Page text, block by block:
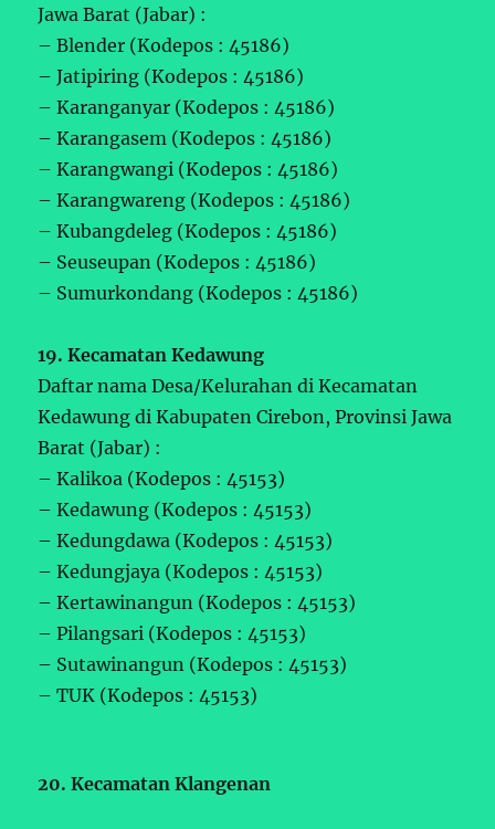
Jawa Barat (Jabar) :
– Blender (Kodepos : 45186)
– Jatipiring (Kodepos : 45186)
– Karanganyar (Kodepos : 45186)
– Karangasem (Kodepos : 45186)
– Karangwangi (Kodepos : 45186)
– Karangwareng (Kodepos : 45186)
– Kubangdeleg (Kodepos : 45186)
– Seuseupan (Kodepos : 45186)
– Sumurkondang (Kodepos : 45186)
19. Kecamatan Kedawung
Daftar nama Desa/Kelurahan di Kecamatan
Kedawung di Kabupaten Cirebon, Provinsi Jawa
Barat (Jabar) :
– Kalikoa (Kodepos : 45153)
– Kedawung (Kodepos : 45153)
– Kedungdawa (Kodepos : 45153)
– Kedungjaya (Kodepos : 45153)
– Kertawinangun (Kodepos : 45153)
– Pilangsari (Kodepos : 45153)
– Sutawinangun (Kodepos : 45153)
– TUK (Kodepos : 45153)
20. Kecamatan Klangenan